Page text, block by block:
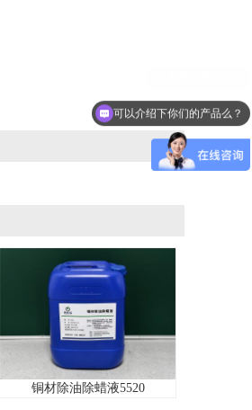
铜材除油除蜡液5520
可以介绍下你们的产品么？